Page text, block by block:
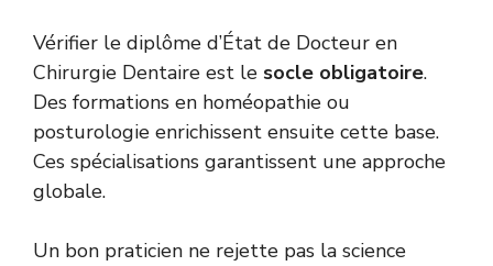
Vérifier le diplôme d’État de Docteur en
Chirurgie Dentaire est le socle obligatoire.
Des formations en homéopathie ou
posturologie enrichissent ensuite cette base.
Ces spécialisations garantissent une approche
globale.
Un bon praticien ne rejette pas la science